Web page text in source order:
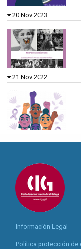
20 Nov 2023
21 Nov 2022
Información Legal
Política protección de